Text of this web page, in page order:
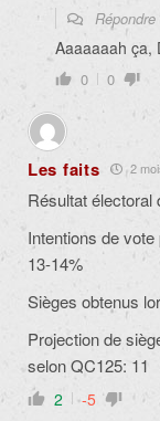
Répondre
Aaaaaaah ça,
0 0
Les faits 2
Résultat électoral
Intentions de
13-14%
Sièges obtenus
Projection de
selon QC125: 11
2 -5